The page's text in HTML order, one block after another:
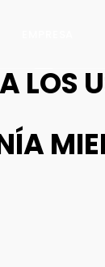
LOS